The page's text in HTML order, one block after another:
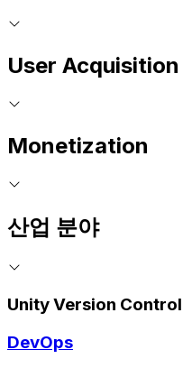
User Acquisition
Monetization
산업 분야
Unity Version Control
DevOps